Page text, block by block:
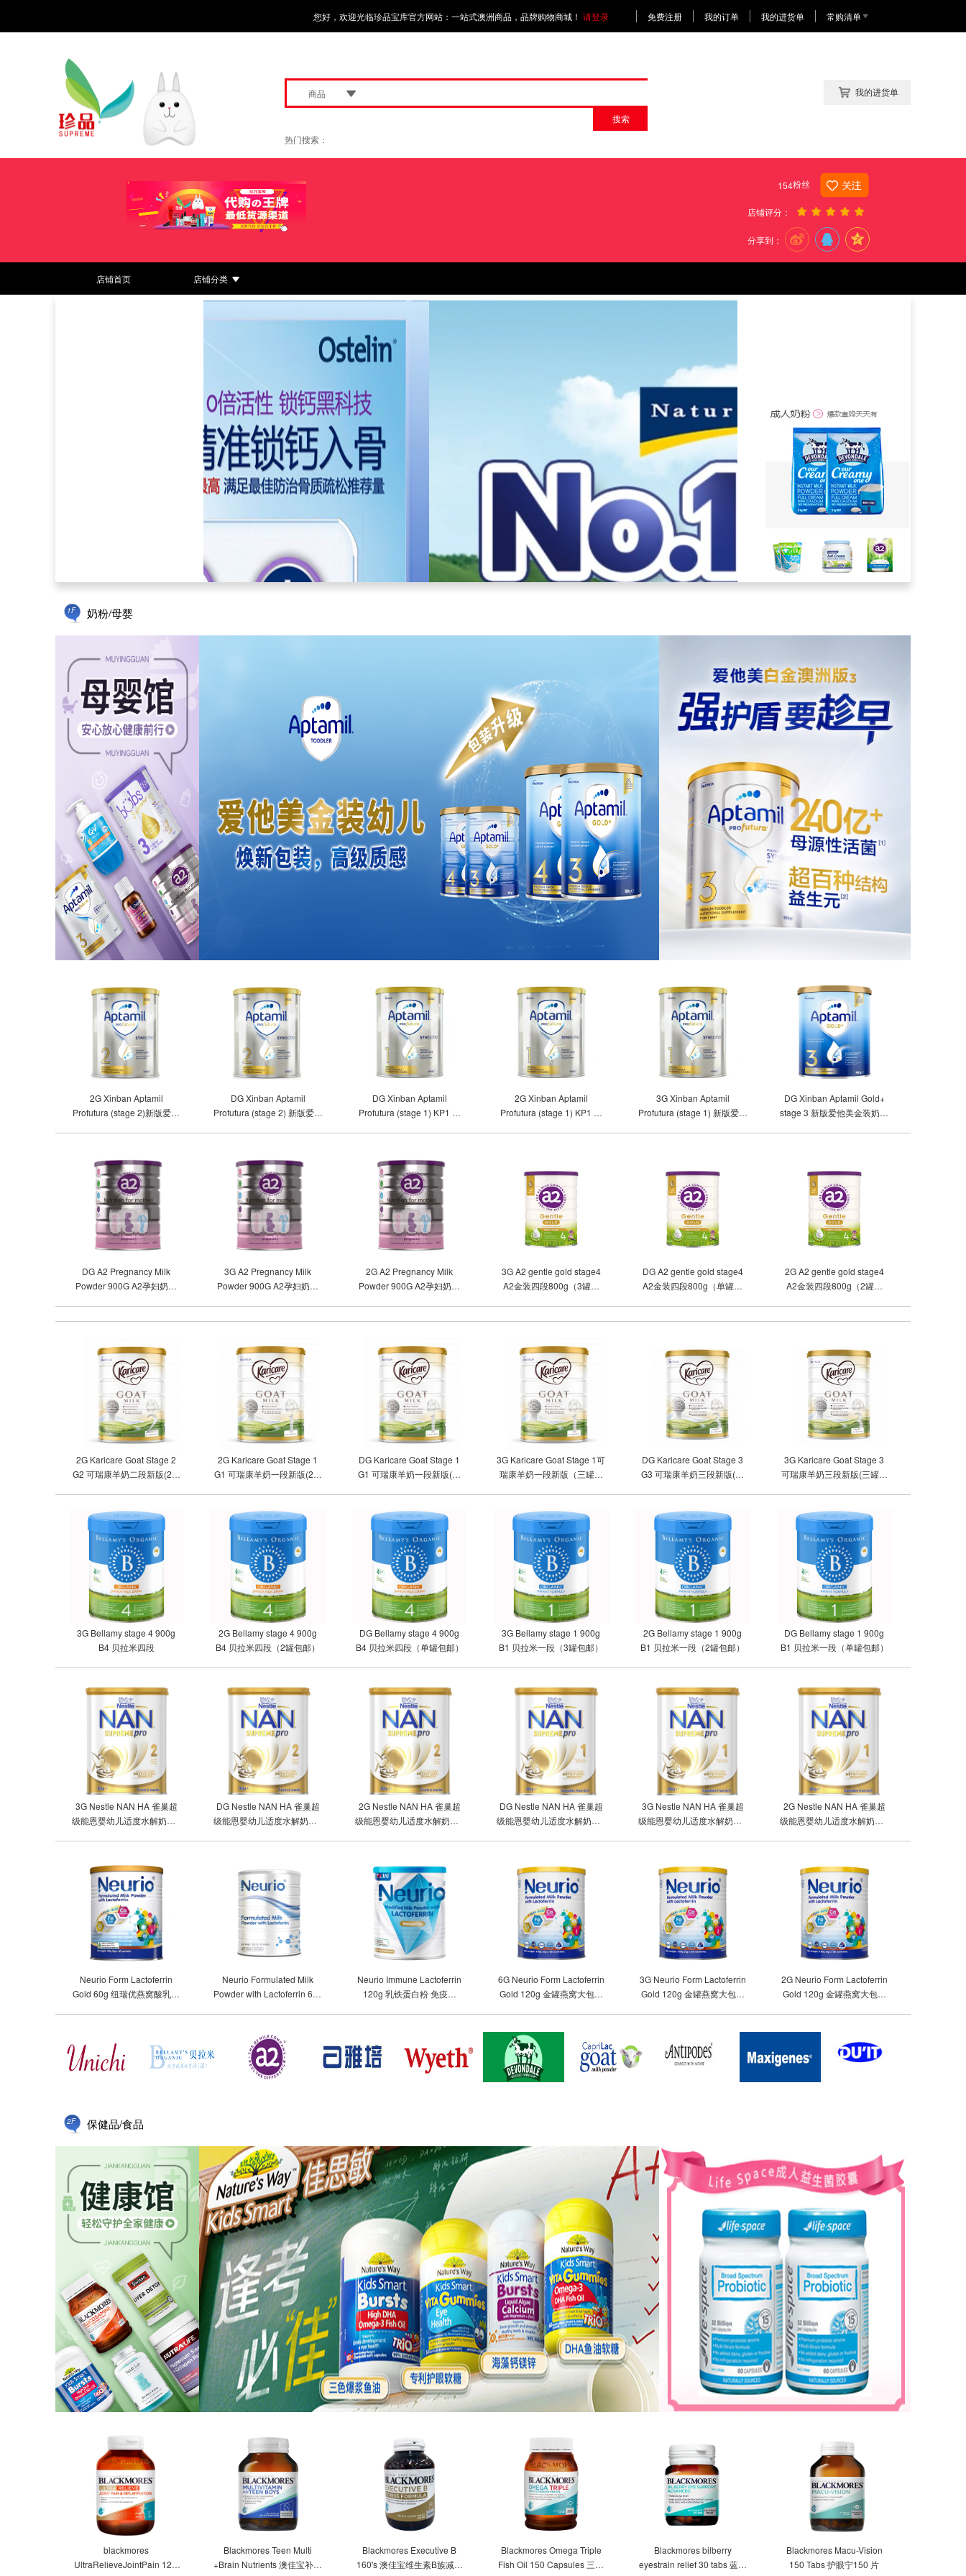
免费注册 我的订单 我的进货单 常购清单
您好，欢迎光临珍品宝库官方网站：一站式澳洲商品，品牌购物商城！ 请登录
商品
搜索
热门搜索：
我的进货单
154粉丝
店铺评分：
分享到：
店铺首页 店铺分类
1F 奶粉/母婴
2G Xinban Aptamil
Profutura (stage 2)新版爱他
DG Xinban Aptamil
Profutura (stage 2) 新版爱他
DG Xinban Aptamil
Profutura (stage 1) KP1 新
2G Xinban Aptamil
Profutura (stage 1) KP1 新
3G Xinban Aptamil
Profutura (stage 1) 新版爱他
DG Xinban Aptamil Gold+
stage 3 新版爱他美金装奶粉
DG A2 Pregnancy Milk
Powder 900G A2孕妇奶粉
3G A2 Pregnancy Milk
Powder 900G A2孕妇奶粉
2G A2 Pregnancy Milk
Powder 900G A2孕妇奶粉
3G A2 gentle gold stage4
A2金装四段800g（3罐包
DG A2 gentle gold stage4
A2金装四段800g（单罐包
2G A2 gentle gold stage4
A2金装四段800g（2罐包
2G Karicare Goat Stage 2
G2 可瑞康羊奶二段新版(2罐
2G Karicare Goat Stage 1
G1 可瑞康羊奶一段新版(2罐
DG Karicare Goat Stage 1
G1 可瑞康羊奶一段新版(单
3G Karicare Goat Stage 1可
瑞康羊奶一段新版（三罐包
DG Karicare Goat Stage 3
G3 可瑞康羊奶三段新版(单
3G Karicare Goat Stage 3
可瑞康羊奶三段新版(三罐包
3G Bellamy stage 4 900g
B4 贝拉米四段
2G Bellamy stage 4 900g
B4 贝拉米四段（2罐包邮）
DG Bellamy stage 4 900g
B4 贝拉米四段（单罐包邮）
3G Bellamy stage 1 900g
B1 贝拉米一段（3罐包邮）
2G Bellamy stage 1 900g
B1 贝拉米一段（2罐包邮）
DG Bellamy stage 1 900g
B1 贝拉米一段（单罐包邮）
3G Nestle NAN HA 雀巢超
级能恩婴幼儿适度水解奶粉2
DG Nestle NAN HA 雀巢超
级能恩婴幼儿适度水解奶粉2
2G Nestle NAN HA 雀巢超
级能恩婴幼儿适度水解奶粉2
DG Nestle NAN HA 雀巢超
级能恩婴幼儿适度水解奶粉1
3G Nestle NAN HA 雀巢超
级能恩婴幼儿适度水解奶粉1
2G Nestle NAN HA 雀巢超
级能恩婴幼儿适度水解奶粉1
Neurio Form Lactoferrin
Gold 60g 纽瑞优燕窝酸乳铁
Neurio Formulated Milk
Powder with Lactoferrin 60g
Neurio Immune Lactoferrin
120g 乳铁蛋白粉 免疫版
6G Neurio Form Lactoferrin
Gold 120g 金罐燕窝大包装
3G Neurio Form Lactoferrin
Gold 120g 金罐燕窝大包装
2G Neurio Form Lactoferrin
Gold 120g 金罐燕窝大包装
2F 保健品/食品
blackmores
UltraRelieveJointPain 120t
Blackmores Teen Multi
+Brain Nutrients 澳佳宝补脑
Blackmores Executive B
160's 澳佳宝维生素B族减压
Blackmores Omega Triple
Fish Oil 150 Capsules 三倍
Blackmores bilberry
eyestrain relief 30 tabs 蓝莓
Blackmores Macu-Vision
150 Tabs 护眼宁150 片